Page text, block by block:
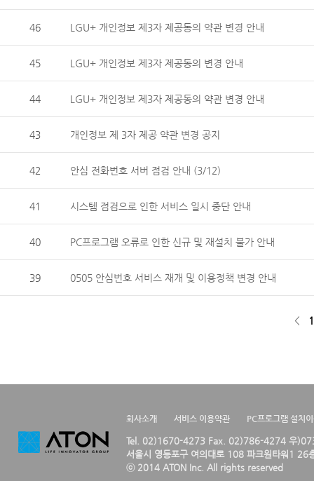
46 LGU+ 개인정보 제3자 제공동의 약관 변경 안내
45 LGU+ 개인정보 제3자 제공동의 변경 안내
44 LGU+ 개인정보 제3자 제공동의 약관 변경 안내
43 개인정보 제 3자 제공 약관 변경 공지
42 안심 전화번호 서버 점검 안내 (3/12)
41 시스템 점검으로 인한 서비스 일시 중단 안내
40 PC프로그램 오류로 인한 신규 및 재설치 불가 안내
39 0505 안심번호 서비스 재개 및 이용정책 변경 안내
< 1
회사소개 서비스 이용약관 PC프로그램 설치
Tel. 02)1670-4273 Fax. 02)786-4274 우
서울시 영등포구 여의대로 108 파크원타워1 26
ⓒ 2014 ATON Inc. All rights reserved